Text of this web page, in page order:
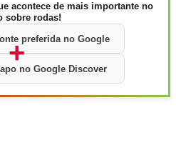
acontece de mais importante no
sobre rodas!
preferida no Google
+
no Google Discover